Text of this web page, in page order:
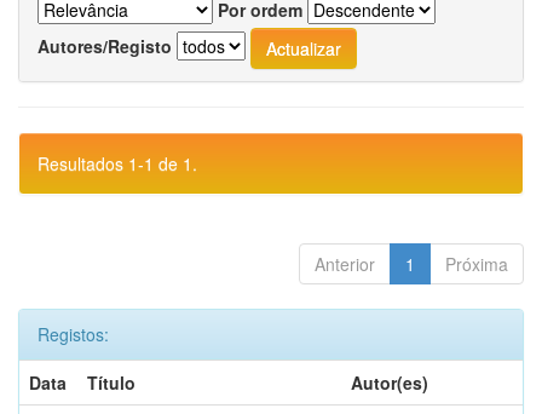
Por ordem
Autores/Registo
Resultados 1-1 de 1.
Anterior 1 Próxima
Registos:
Data
Título
Autor(es)